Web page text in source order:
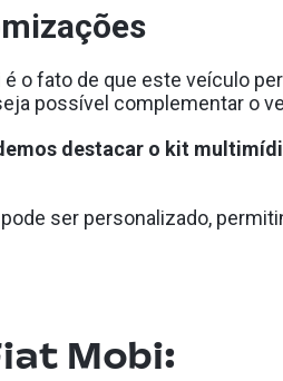
é o fato de que este veículo
possível complementar o
destacar o kit
pode ser personalizado,
Mobi: